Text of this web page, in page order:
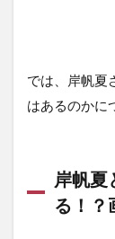
では、岸帆夏
はあるのかに
岸帆夏
る！？